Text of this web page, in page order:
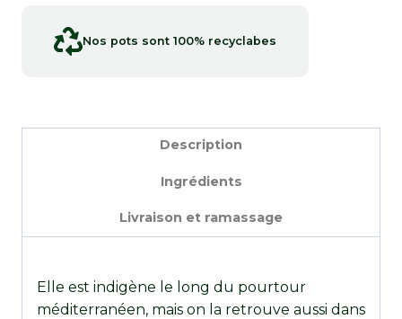
Nos pots sont 100% recyclabes
Description
Ingrédients
Livraison et ramassage
Elle est indigène le long du pourtour
méditerranéen, mais on la retrouve aussi dans